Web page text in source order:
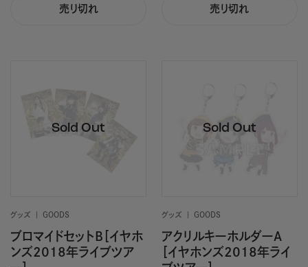
売り切れ 売り切れ
グッズ GOODS
ブロマイドセットB［イヤホ
ンズ2018年ライブツア
グッズ GOODS
アクリルキーホルダーA
［イヤホンズ2018年ライ